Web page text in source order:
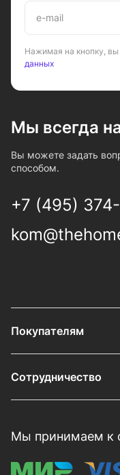
Нажимая на кнопку, вы
данных
Мы всегда
Вы можете задать
способом.
+7 (495)
Покупателям
Сотрудничество
Мы принимаем к